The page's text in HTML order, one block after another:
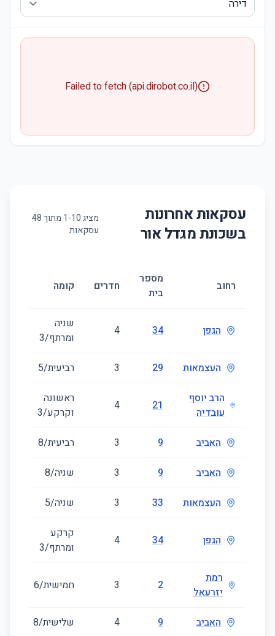
Failed to fetch (api.dirobot.co.il)
עסקאות אחרונות
בשכונתמגדל אור
מציג 1-10 מתוך48
עסקאות
רחוב
מספר
בית
חדרים קומה
הגפן 34
4
שניה
ומרתף/3
העצמאות 29
3 רביעית/5
הרב יוסף
עובדיה
21
4
ראשונה
וקרקע/3
האביב 9
3 רביעית/8
האביב 9
3 שניה/8
העצמאות 33
3 שניה/5
הגפן 34
4
קרקע
ומרתף/3
רמת
יזרעאל
2
3 חמישית/6
האביב 9
4 שלישית/8